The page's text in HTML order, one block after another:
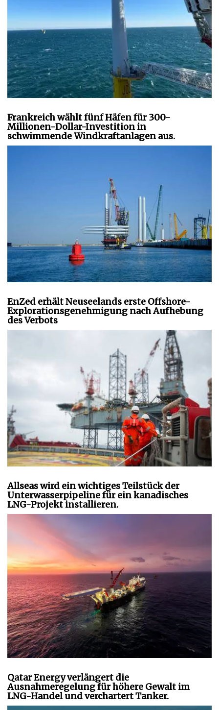
Frankreich wählt fünf Häfen für 300-
Millionen-Dollar-Investition in
schwimmende Windkraftanlagen aus.
EnZed erhält Neuseelands erste Offshore-
Explorationsgenehmigung nach Aufhebung
des Verbots
Allseas wird ein wichtiges Teilstück der
Unterwasserpipeline für ein kanadisches
LNG-Projekt installieren.
Qatar Energy verlängert die
Ausnahmeregelung für höhere Gewalt im
LNG-Handel und verchartert Tanker.